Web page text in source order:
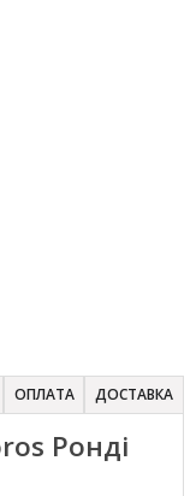
ОПЛАТА ДОСТАВКА
Ронді